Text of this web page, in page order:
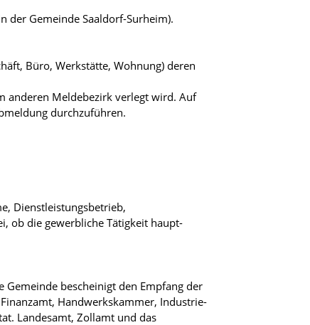
der Gemeinde Saaldorf-Surheim).
Büro, Werkstätte, Wohnung) deren
anderen Meldebezirk verlegt wird. Auf
durchzuführen.
Dienstleistungsbetrieb,
ob die gewerbliche Tätigkeit haupt-
bescheinigt den Empfang der
Handwerkskammer, Industrie-
Landesamt, Zollamt und das